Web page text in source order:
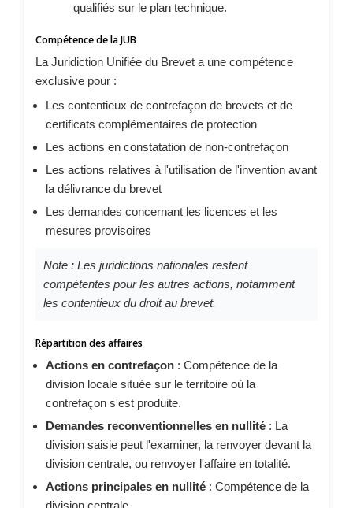
qualifiés sur le plan technique.
Compétence de la JUB
La Juridiction Unifiée du Brevet a une compétence
exclusive pour :
Les contentieux de contrefaçon de brevets et de
certificats complémentaires de protection
Les actions en constatation de non-contrefaçon
Les actions relatives à l'utilisation de l'invention avant
la délivrance du brevet
Les demandes concernant les licences et les
mesures provisoires
Note : Les juridictions nationales restent
compétentes pour les autres actions, notamment
les contentieux du droit au brevet.
Répartition des affaires
Actions en contrefaçon: Compétence de la
division locale située sur le territoire où la
contrefaçon s'est produite.
Demandes reconventionnelles en nullité: La
division saisie peut l'examiner, la renvoyer devant la
division centrale, ou renvoyer l'affaire en totalité.
Actions principales en nullité: Compétence de la
division centrale.